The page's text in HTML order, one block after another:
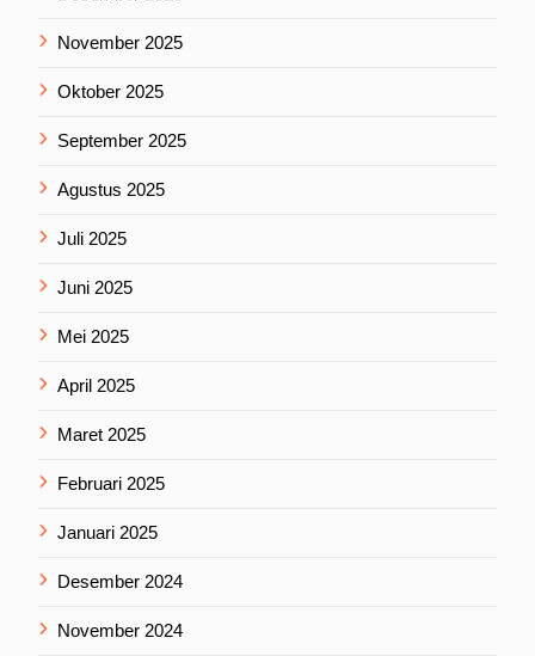
November 2025
Oktober 2025
September 2025
Agustus 2025
Juli 2025
Juni 2025
Mei 2025
April 2025
Maret 2025
Februari 2025
Januari 2025
Desember 2024
November 2024